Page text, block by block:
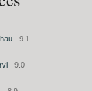
- 9.1
- 9.0